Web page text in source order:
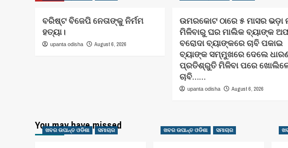
ବରିଷ୍ଟ ବିଜେପି ନେତାଙ୍କୁ ନିର୍ମମ
ହତ୍ୟା।
upanta odisha August 6, 2026
ଉମରକୋଟ ଠାରେ ୫ ମାସର ଭଡ଼ା
ମିଳିବାରୁ ଘର ମାଲିକ ବ୍ୟାଙ୍କ
ବରୋଦା ବ୍ୟାଙ୍କରେ ଚାବି ପକାଇ
ବ୍ୟାଙ୍କ ସମ୍ମୁଖରେ ଦେଲେ
ପ୍ରତିଶ୍ରୁତି ମିଳିବା ପରେ
ଚାବି……
upanta odisha August 6, 2026
You may have missed
ଖବର ଉପାନ୍ତ ଓଡିଶା ସମାଚାର ଖବର ଉପାନ୍ତ ଓଡିଶା ସମାଚାର